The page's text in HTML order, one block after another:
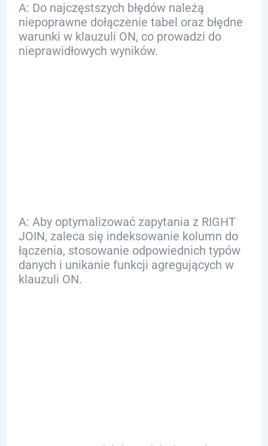
A: Do najczęstszych błędów należą
niepoprawne dołączenie tabel oraz błędne
warunki w klauzuli ON, co prowadzi do
nieprawidłowych wyników.
A: Aby optymalizować zapytania z RIGHT
JOIN, zaleca się indeksowanie kolumn do
łączenia, stosowanie odpowiednich typów
danych i unikanie funkcji agregujących w
klauzuli ON.